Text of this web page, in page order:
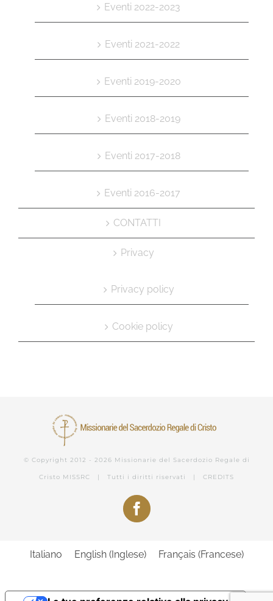
Eventi 2022-2023
Eventi 2021-2022
Eventi 2019-2020
Eventi 2018-2019
Eventi 2017-2018
Eventi 2016-2017
CONTATTI
Privacy
Privacy policy
Cookie policy
© Copyright 2012 - 2026 Missionarie del Sacerdozio Regale di
Cristo MISSRC | Tutti i diritti riservati | CREDITS
Facebook
Italiano English(Inglese) Français (Francese)